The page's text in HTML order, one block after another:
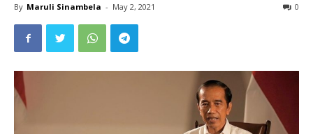
By Maruli Sinambela - May 2, 2021 0